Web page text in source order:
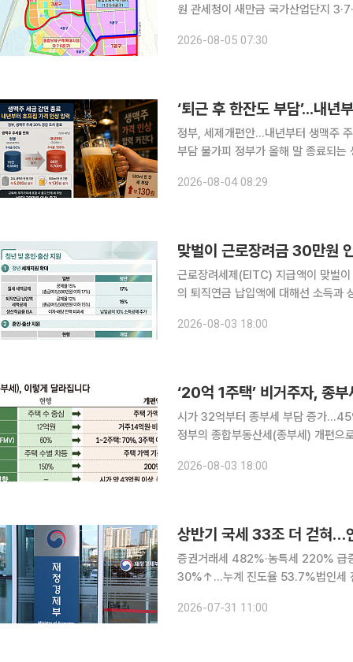
원 관세청이 새만금 국가산업단지 3·7·8공구를 종합보세구역으로 추가 지정했다. 현대자동차그룹
청에 따르면 새만금개발청과 협력해
2026-08-05 07:30
정부, 세제개편안...내년부터 생맥주
부담 불가피 정부가 올해 말 종료되는 생맥주 주세 20% 경감 조치를 연장하지 않기로 했다. 이에
정부가 발표한 2026년 세제개편안에
2026-08-04 08:29
맞벌이 근로장려금 30만원
근로장려세제(EITC) 지급액이 맞벌
의 퇴직연금 납입액에 대해선 소득과 상관없이
2200만원에서 2600만원으로, 맞벌
2026-08-03 18:00
‘20억 1주택’ 비거주자, 종
시가 32억부터 종부세 부담 증가
정부의 종합부동산세(종부세) 개편으
로 올라서다. 1주택 60세·10년 실거
2026-08-03 18:00
상반기 국세 33조 더 걷혀…
증권거래세 482%·농특세 220% 급
30%↑…누계 진도율 53.7%법인세 진도
채웠다. 주식 거래대금이 5배 가까이
2026-07-31 11:00